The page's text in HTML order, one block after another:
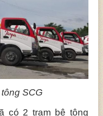
SCG
có 2 trạm bê tông